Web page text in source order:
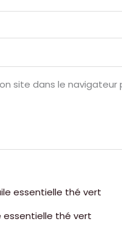
site dans le
essentielle thé vert